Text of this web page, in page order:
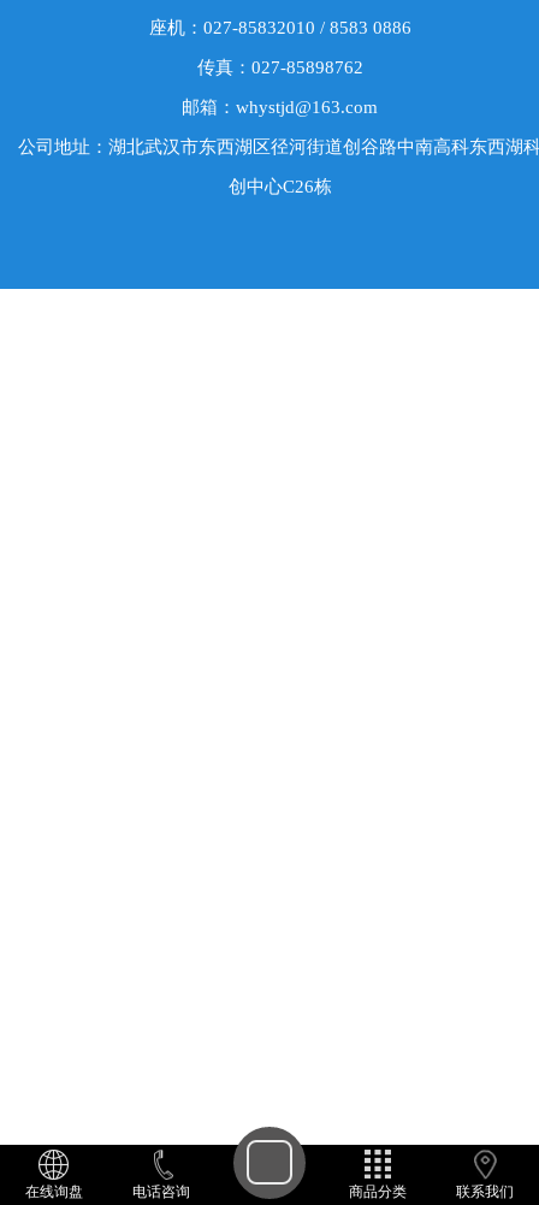
座机：027-85832010 / 8583 0886
传真：027-85898762
邮箱：whystjd@163.com
公司地址：湖北武汉市东西湖区径河街道创谷路中南高科东西湖
创中心C26栋
在线询盘 电话咨询 商品分类 联系我们